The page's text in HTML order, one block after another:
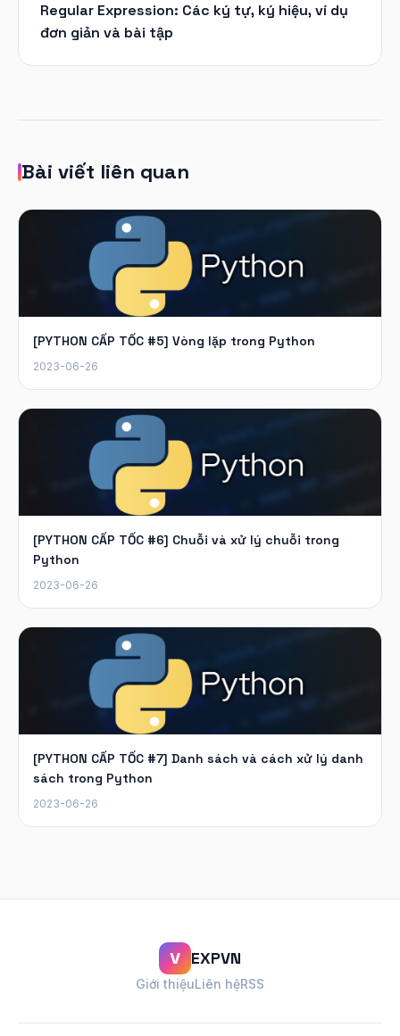
Regular Expression: Các ký tự, ký hiệu, ví dụ
đơn giản và bài tập
Bài viết liên quan
[PYTHON CẤP TỐC #5] Vòng lặp trong Python
2023-06-26
[PYTHON CẤP TỐC #6] Chuỗi và xử lý chuỗi trong
Python
2023-06-26
[PYTHON CẤP TỐC #7] Danh sách và cách xử lý danh
sách trong Python
2023-06-26
V EXPVN
Giới thiệuLiên hệRSS